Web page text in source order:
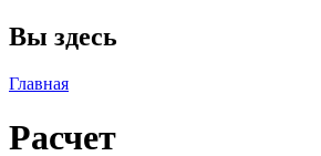
Вы здесь
Главная
Расчет